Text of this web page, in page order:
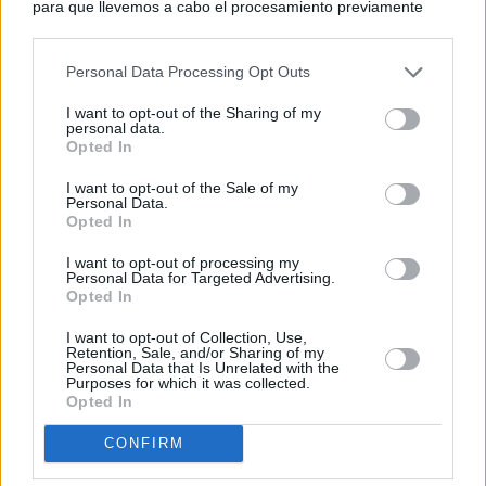
para que llevemos a cabo el procesamiento previamente
negar su consentimiento. Tenga en cuenta que algún
de su consentimiento, pero usted tiene el derecho de
rechazar tal procesamiento. Sus preferencias se aplicarán
cualquier momento entrando de nuevo en este sitio web o
visitando nuestra política de privacidad.
Personal Data Processing Opt Outs
I want to opt-out of the Sharing of my
personal data.
Opted In
I want to opt-out of the Sale of my
Personal Data.
Opted In
I want to opt-out of processing my
Personal Data for Targeted Advertising.
Opted In
I want to opt-out of Collection, Use,
Retention, Sale, and/or Sharing of my
Personal Data that Is Unrelated with the
Purposes for which it was collected.
Opted In
CONFIRM